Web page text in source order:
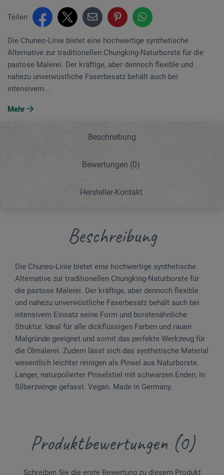
Teilen
Die Chuneo-Linie bietet eine hochwertige synthetische
Alternative zur traditionellen Chungking-Naturborste für die
pastose Malerei. Der kräftige, aber dennoch flexible und
nahezu unverwüstliche Faserbesatz behält auch bei
intensivem...
Mehr
Beschreibung
Bewertungen (0)
Hersteller-Kontakt
Beschreibung
Die Chuneo-Linie bietet eine hochwertige synthetische
Alternative zur traditionellen Chungking-Naturborste für
die pastose Malerei. Der kräftige, aber dennoch flexible
und nahezu unverwüstliche Faserbesatz behält auch bei
intensivem Einsatz seine Form und borstenähnliche
Struktur. Ideal für alle dickflüssigen Farben und rauen
Malgründe geeignet und somit das perfekte Werkzeug für
die Ölmalerei. Zudem lässt sich das synthetische Material
wesentlich leichter reinigen als Pinsel aus Naturborste.
Langer, naturpolierter Pinselstiel mit schwarzen Enden, in
Silberzwinge gefasst. Vegan. Made in Germany.
Produktbewertungen (0)
Schreiben Sie die erste Bewertung zu diesem Produkt